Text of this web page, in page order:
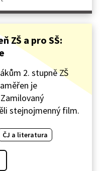
ZŠ a pro SŠ:
2. stupně ZŠ
je
stejnojmenný film.
ČJ a literatura